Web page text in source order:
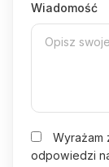
Wiadomość
Wyrażam
odpowiedzi